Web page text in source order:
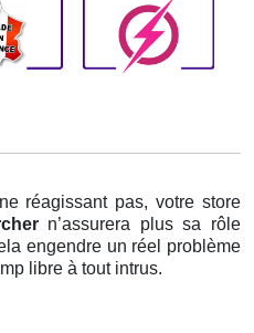
réagissant pas, votre store
n’assurera plus sa rôle
engendre un réel problème
libre à tout intrus.